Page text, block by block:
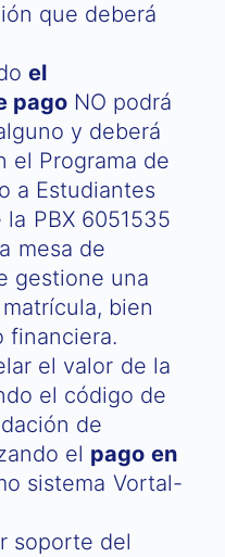
que deberá
el
pago NO podrá
y deberá
el Programa de
a Estudiantes
la PBX 6051535
mesa de
gestione una
bien
financiera.
el valor de la
el código de
de
el pago en
sistema Vortal-
soporte del